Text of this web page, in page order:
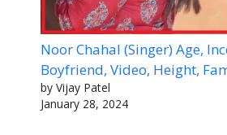
Noor Chahal (Singer) Age,
Boyfriend, Video, Height,
by Vijay Patel
January 28, 2024